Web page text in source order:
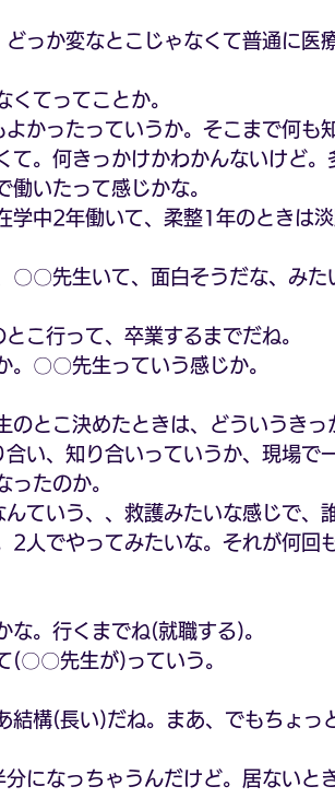
っか変なとこじゃなくて普通に医
くてってことか。
かったっていうか。そこまで何も
て。何きっかけかわかんないけど
働いたって感じかな。
学中2年働いて、柔整1年のときは淡
〇〇先生いて、面白そうだな、みた
こ行って、卒業するまでだね。
〇〇先生っていう感じか。
のとこ決めたときは、どういうきっ
い、知り合いっていうか、現場で
ったのか。
ていう、、救護みたいな感じで、
2人でやってみたいな。それが何回
。行くまでね(就職する)。
(〇〇先生が)っていう。
結構(長い)だね。まあ、でもちょっ
になっちゃうんだけど。居ないと